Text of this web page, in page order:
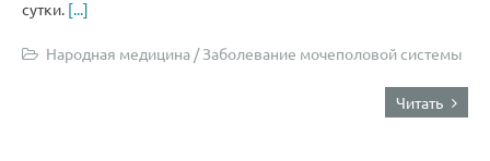
сутки. [...]
Народная медицина /Заболевание мочеполовой системы
Читать